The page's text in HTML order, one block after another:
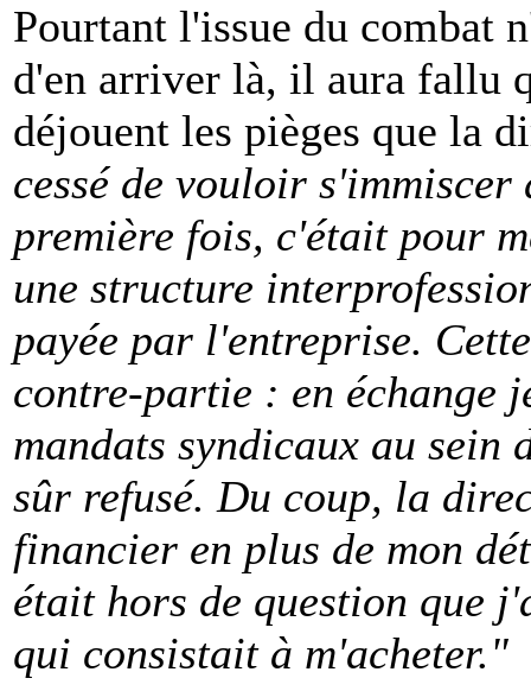
Pourtant l'issue du combat
d'en arriver là, il aura fallu
déjouent les pièges que la
cessé de vouloir
première fois, c'était pour
une structure
payée par l'entreprise.
contre-partie : en échange
mandats syndicaux au sein
sûr refusé. Du coup, la
financier en plus de mon
était hors de question que
qui consistait à m'acheter."